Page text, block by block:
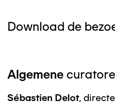
Download de
Algemene
Sébastien Delot,